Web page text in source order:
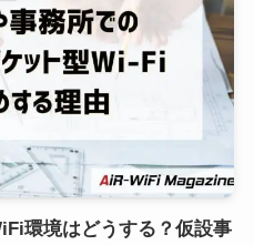
環境はどうする？仮設事